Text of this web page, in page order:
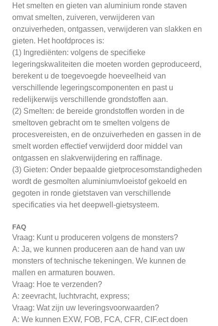
Het smelten en gieten van aluminium ronde staven
omvat smelten, zuiveren, verwijderen van
onzuiverheden, ontgassen, verwijderen van slakken en
gieten. Het hoofdproces is:
(1) Ingrediënten: volgens de specifieke
legeringskwaliteiten die moeten worden geproduceerd,
berekent u de toegevoegde hoeveelheid van
verschillende legeringscomponenten en past u
redelijkerwijs verschillende grondstoffen aan.
(2) Smelten: de bereide grondstoffen worden in de
smeltoven gebracht om te smelten volgens de
procesvereisten, en de onzuiverheden en gassen in de
smelt worden effectief verwijderd door middel van
ontgassen en slakverwijdering en raffinage.
(3) Gieten: Onder bepaalde gietprocesomstandigheden
wordt de gesmolten aluminiumvloeistof gekoeld en
gegoten in ronde gietstaven van verschillende
specificaties via het deepwell-gietsysteem.
FAQ
Vraag: Kunt u produceren volgens de monsters?
A: Ja, we kunnen produceren aan de hand van uw
monsters of technische tekeningen. We kunnen de
mallen en armaturen bouwen.
Vraag: Hoe te verzenden?
A: zeevracht, luchtvracht, express;
Vraag: Wat zijn uw leveringsvoorwaarden?
A: We kunnen EXW, FOB, FCA, CFR, CIF.ect doen